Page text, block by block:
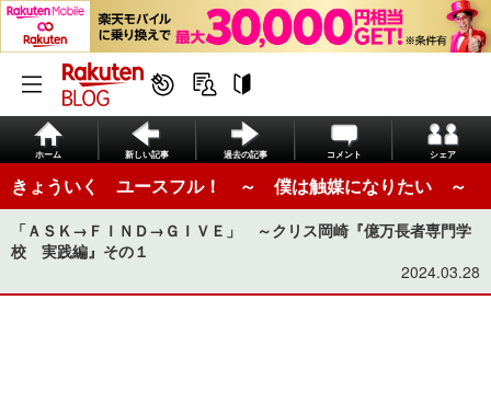
ホーム 新しい記事 過去の記事 コメント シェア
きょういく ユースフル！ ～ 僕は触媒になりたい ～
「ＡＳＫ→ＦＩＮＤ→ＧＩＶＥ」 ～クリス岡崎『億万長者専門学
校 実践編』その１
2024.03.28